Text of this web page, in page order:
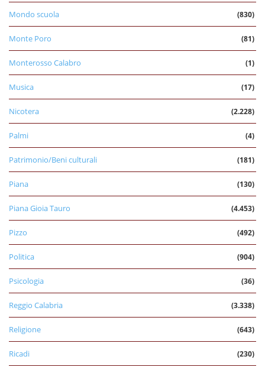
Mondo scuola (830)
Monte Poro (81)
Monterosso Calabro (1)
Musica (17)
Nicotera (2.228)
Palmi (4)
Patrimonio/Beni culturali (181)
Piana (130)
Piana Gioia Tauro (4.453)
Pizzo (492)
Politica (904)
Psicologia (36)
Reggio Calabria (3.338)
Religione (643)
Ricadi (230)